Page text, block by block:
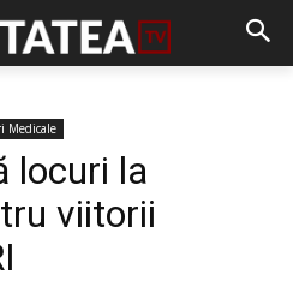
Medicale
locuri la
viitorii